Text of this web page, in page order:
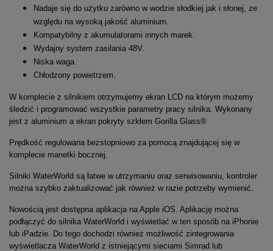
Nadaje się do użytku zarówno w wodzie słodkiej jak i słonej, ze
względu na wysoką jakość aluminium.
Kompatybilny z akumulatorami innych marek.
Wydajny system zasilania 48V.
Niska waga.
Chłodzony powietrzem.
W komplecie z silnikiem otrzymujemy ekran LCD na którym możemy
śledzić i programować wszystkie parametry pracy silnika. Wykonany
jest z aluminium a ekran pokryty szkłem Gorilla Glass®
Prędkość regulowana bezstopniowo za pomocą znajdującej się w
komplecie manetki bocznej.
Silniki WaterWorld są łatwe w utrzymaniu oraz serwisowaniu, kontroler
można szybko zaktualizować jak również w razie potrzeby wymienić.
Nowością jest dostępna aplikacja na Apple iOS. Aplikację można
podłączyć do silnika WaterWorld i wyświetlać w ten sposób na iPhonie
lub iPadzie. Do tego dochodzi również możliwość zintegrowania
wyświetlacza WaterWorld z istniejącymi sieciami Simrad lub